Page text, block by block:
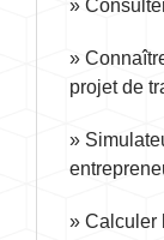
projet de
Calculer